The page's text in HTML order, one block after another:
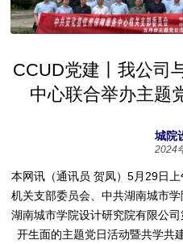
CCUD党建丨我公司
中心联合举办主题
城院
2024
本网讯（通讯员 贺凤）5月29日
机关支部委员会、中共湖南城市
湖南城市学院设计研究院有限公
开生面的主题党日活动暨共学共